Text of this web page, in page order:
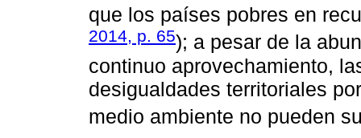
que los países pobres en
2014, p. 65); a pesar de la
continuo aprovechamiento,
desigualdades territoriales
medio ambiente no pueden